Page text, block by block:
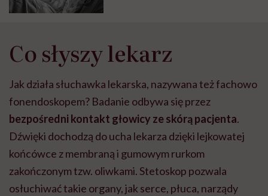
Co słyszy lekarz
Jak działa słuchawka lekarska, nazywana też fachowo
fonendoskopem? Badanie odbywa się przez
bezpośredni kontakt głowicy ze skórą pacjenta.
Dźwięki dochodzą do ucha lekarza dzięki lejkowatej
końcówce z membraną i gumowym rurkom
zakończonym tzw. oliwkami. Stetoskop pozwala
osłuchiwać takie organy, jak serce, płuca, narządy